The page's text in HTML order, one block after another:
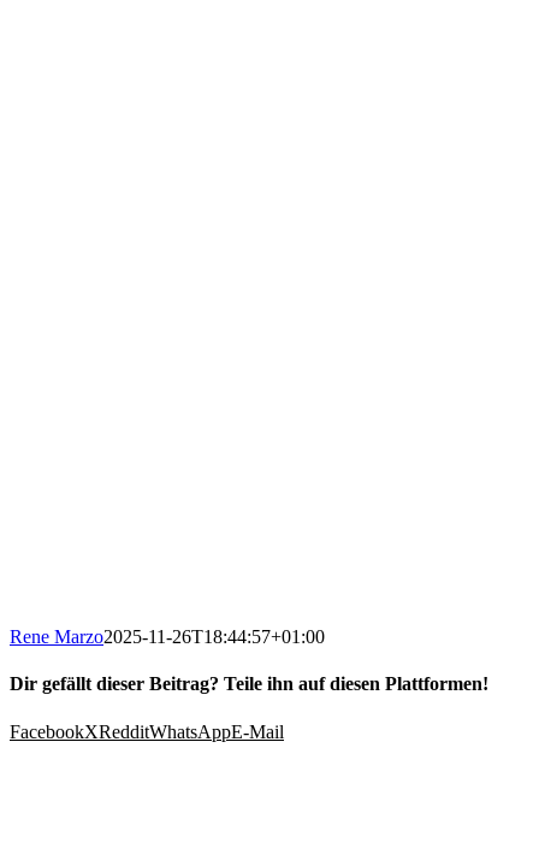
Rene Marzo2025-11-26T18:44:57+01:00
Dir gefällt dieser Beitrag? Teile ihn auf diesen Plattformen!
FacebookXRedditWhatsAppE-Mail